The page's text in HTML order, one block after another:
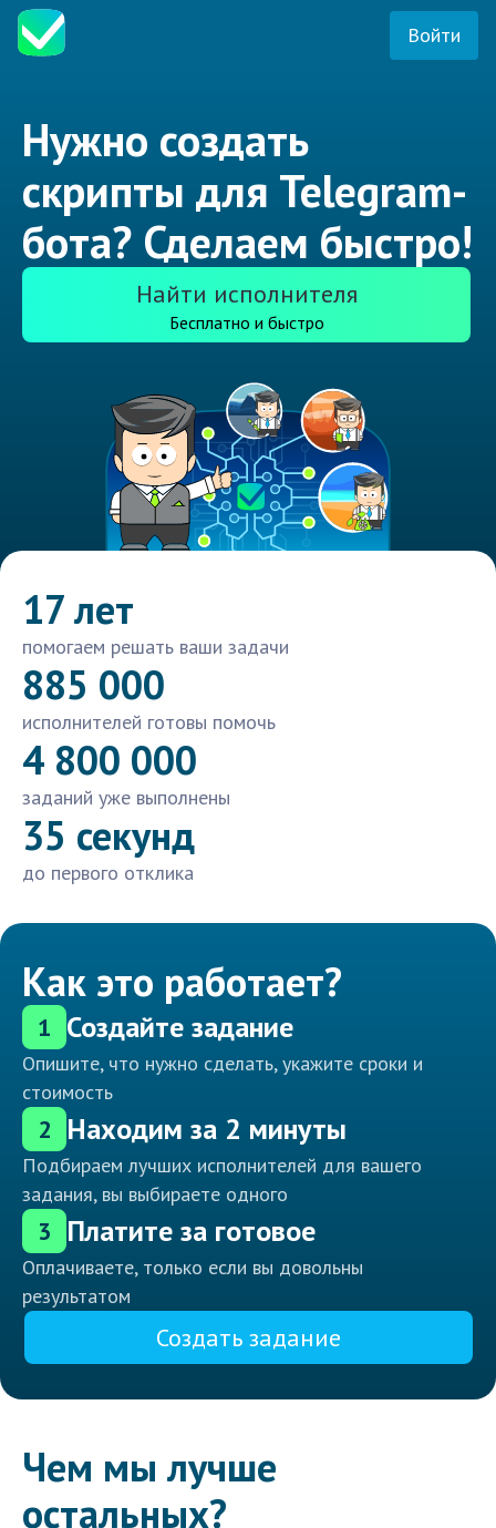
Войти
Нужно создать
скрипты для Telegram-
бота? Сделаем быстро!
Найти исполнителя
Бесплатно и быстро
17 лет
помогаем решать ваши задачи
885 000
исполнителей готовы помочь
4 800 000
заданий уже выполнены
35 секунд
до первого отклика
Как это работает?
1 Создайте задание
Опишите, что нужно сделать, укажите сроки и
стоимость
2 Находим за 2 минуты
Подбираем лучших исполнителей для вашего
задания, вы выбираете одного
3 Платите за готовое
Оплачиваете, только если вы довольны
результатом
Создать задание
Чем мы лучше
остальных?